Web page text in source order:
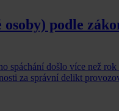
podle
spáchání došlo více než
za správní delikt